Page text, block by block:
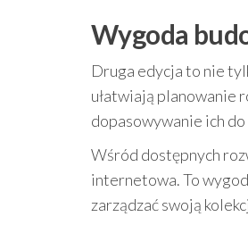
Wygoda
Druga edycja to nie
ułatwiają planowanie
dopasowywanie ich
Wśród dostępnych
internetowa. To
zarządzać swoją